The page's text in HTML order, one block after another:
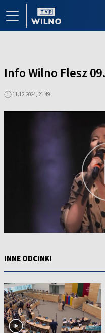
Info Wilno Flesz
11.12.2024, 21:49
INNE ODCINKI